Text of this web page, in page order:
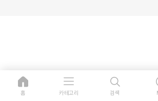
홈 카테고리 검색